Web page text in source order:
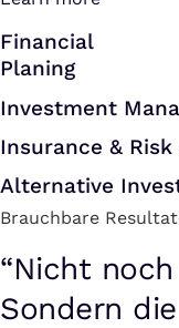
Financial
Planing
Investment
Insurance &
Alternative
Brauchbare
“Nicht
Sondern